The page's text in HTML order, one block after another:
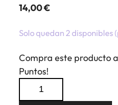
14,00€
Solo quedan 2 disponibles
Compra este producto
Puntos!
Colgante
Pear